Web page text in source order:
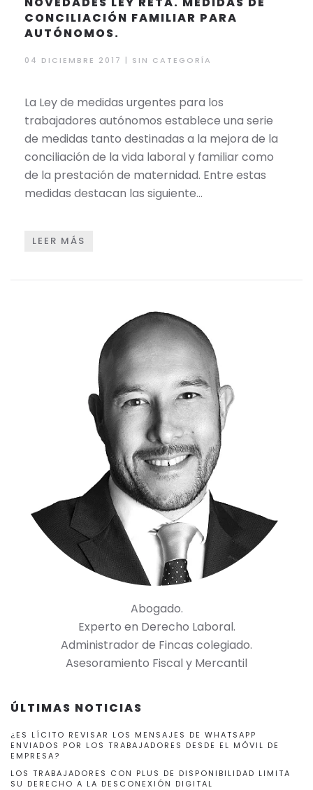
CONCILIACIÓN FAMILIAR PARA
AUTÓNOMOS.
04 DICIEMBRE 2017 | SIN CATEGORÍA
La Ley de medidas urgentes para los
trabajadores autónomos establece una serie
de medidas tanto destinadas a la mejora de la
conciliación de la vida laboral y familiar como
de la prestación de maternidad. Entre estas
medidas destacan las siguiente…
LEER MÁS
Abogado.
Experto en Derecho Laboral.
Administrador de Fincas colegiado.
Asesoramiento Fiscal y Mercantil
ÚLTIMAS NOTICIAS
¿ES LÍCITO REVISAR LOS MENSAJES DE WHATSAPP
ENVIADOS POR LOS TRABAJADORES DESDE EL MÓVIL DE
EMPRESA?
LOS TRABAJADORES CON PLUS DE DISPONIBILIDAD LIMITA
SU DERECHO A LA DESCONEXIÓN DIGITAL